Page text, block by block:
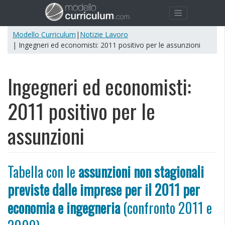
Modello Curriculum | Notizie Lavoro
| Ingegneri ed economisti: 2011 positivo per le assunzioni
Ingegneri ed economisti:
2011 positivo per le
assunzioni
Tabella con leassunzioni non stagionali
previste dalle imprese per il 2011 per
economia e ingegneria(confronto 2011 e